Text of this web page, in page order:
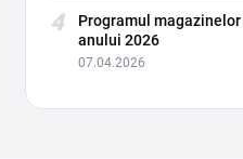
4
Programul magazinelor
anului 2026
07.04.2026